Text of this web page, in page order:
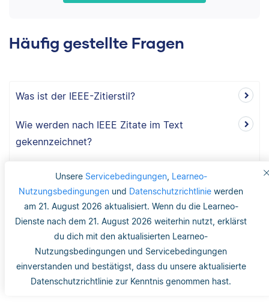
Unsere Servicebedingungen, Learneo-
Nutzungsbedingungen und Datenschutzrichtlinie werden
am 21. August 2026 aktualisiert. Wenn du die Learneo-
Dienste nach dem 21. August 2026 weiterhin nutzt, erklärst
du dich mit den aktualisierten Learneo-
Nutzungsbedingungen und Servicebedingungen
einverstanden und bestätigst, dass du unsere aktualisierte
Datenschutzrichtlinie zur Kenntnis genommen hast.
Häufig gestellte Fragen
Was ist der IEEE-Zitierstil?
Wie werden nach IEEE Zitate im Text
gekennzeichnet?
Wie wird das Literaturverzeichnis nach dem
IEEE-Zitierstil formatiert?
War dieser Artikel hilfreich?